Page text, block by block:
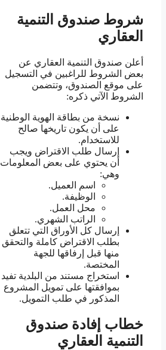
شروط صندوق التنمية
العقاري
أعلن صندوق التنمية العقاري عن
بعض الشروط للراغبين في التسجيل
على موقع الصندوق، وتتضمن
الشروط الآتي ذكره:
نسخة من بطاقة الهوية الوطنية
على أن يكون تاريخها صالح
للاستخدام.
إرسال طلب الاقتراض ويجب
أن يحتوي على بعض المعلومات
وهي:
اسم العميل.
الوظيفة.
محل العمل.
الراتب الشهري.
إرسال كل الأوراق التي تتعلق
بطلب الاقتراض كاملة والتحقق
منها قبل إرفاقها للجهة
المختصة.
استخراج مستند من البلدية تفيد
بموافقتها على تمويل المشروع
المذكور في طلب التمويل.
خطاب إفادة صندوق
التنمية العقاري